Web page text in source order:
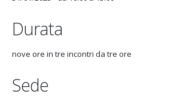
Durata
nove ore in tre incontri da tre ore
Sede